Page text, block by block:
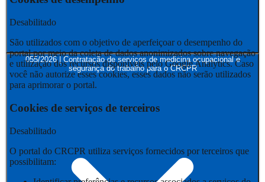
055/2026 | Contratação de serviços de medicina ocupacional e
segurança do trabalho para o CRCPR
Desabilitado
São utilizados com o objetivo de aperfeiçoar o desempenho do
portal por meio da coleta de dados anonimizados sobre navegação
e utilização dos recursos disponíveis pelo Google Analytics. Caso
você não autorize esses cookies, esses dados não serão utilizados
para aprimorar o portal.
Cookies de serviços de terceiros
Desabilitado
O portal do CRCPR utiliza serviços fornecidos por terceiros que
possibilitam: